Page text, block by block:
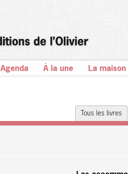
Agenda À la une La maison
Tous les livres